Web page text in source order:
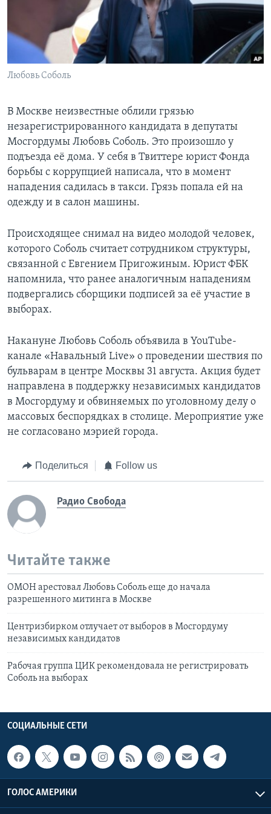
Learning English
СОЦИАЛЬНЫЕ СЕТИ
Языки
Любовь Соболь
В Москве неизвестные облили грязью
незарегистрированного кандидата в депутаты
Мосгордумы Любовь Соболь. Это произошло у
подъезда её дома. У себя в Твиттере юрист Фонда
борьбы с коррупцией написала, что в момент
нападения садилась в такси. Грязь попала ей на
одежду и в салон машины.
Происходящее снимал на видео молодой человек,
которого Соболь считает сотрудником структуры,
связанной с Евгением Пригожиным. Юрист ФБК
напомнила, что ранее аналогичным нападениям
подвергались сборщики подписей за её участие в
выборах.
Накануне Любовь Соболь объявила в YouTube-
канале «Навальный Live» о проведении шествия по
бульварам в центре Москвы 31 августа. Акция будет
направлена в поддержку независимых кандидатов
в Мосгордуму и обвиняемых по уголовному делу о
массовых беспорядках в столице. Мероприятие уже
не согласовано мэрией города.
Поделиться Follow us
Радио Свобода
Читайте также
ОМОН арестовал Любовь Соболь еще до начала
разрешенного митинга в Москве
Центризбирком отлучает от выборов в Моcгордуму
независимых кандидатов
Рабочая группа ЦИК рекомендовала не регистрировать
Соболь на выборах
СОЦИАЛЬНЫЕ СЕТИ
ГОЛОС АМЕРИКИ